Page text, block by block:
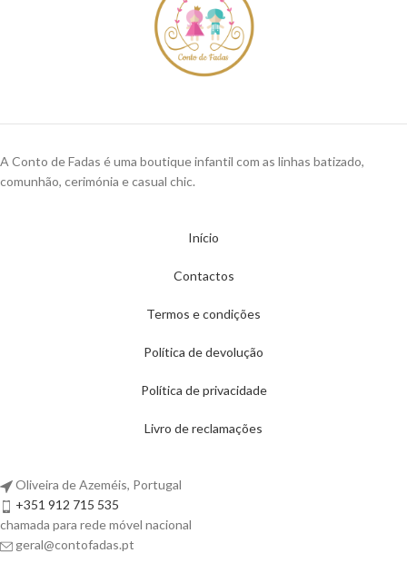
A Conto de Fadas é uma boutique infantil com as linhas batizado,
comunhão, cerimónia e casual chic.
Início
Contactos
Termos e condições
Política de devolução
Política de privacidade
Livro de reclamações
Oliveira de Azeméis, Portugal
+351 912 715 535
chamada para rede móvel nacional
geral@contofadas.pt